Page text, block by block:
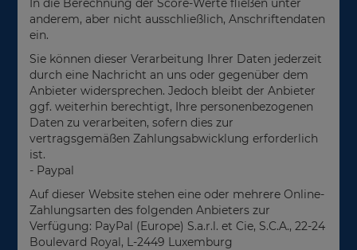
In die Berechnung der Score-Werte fließen unter
anderem, aber nicht ausschließlich, Anschriftendaten
ein.
Sie können dieser Verarbeitung Ihrer Daten jederzeit
durch eine Nachricht an uns oder gegenüber dem
Anbieter widersprechen. Jedoch bleibt der Anbieter
ggf. weiterhin berechtigt, Ihre personenbezogenen
Daten zu verarbeiten, sofern dies zur
vertragsgemäßen Zahlungsabwicklung erforderlich
ist.
- Paypal
Auf dieser Website stehen eine oder mehrere Online-
Zahlungsarten des folgenden Anbieters zur
Verfügung: PayPal (Europe) S.a.r.l. et Cie, S.C.A., 22-24
Boulevard Royal, L-2449 Luxemburg